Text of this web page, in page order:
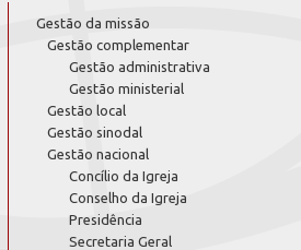
Gestão da missão
Gestão complementar
Gestão administrativa
Gestão ministerial
Gestão local
Gestão sinodal
Gestão nacional
Concílio da Igreja
Conselho da Igreja
Presidência
Secretaria Geral